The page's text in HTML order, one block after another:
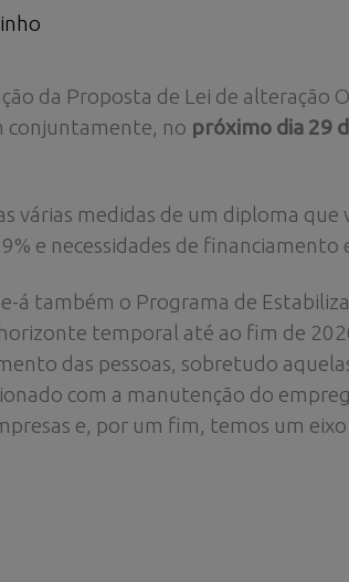
da Proposta de Lei de alteração
conjuntamente, no próximo dia 29
várias medidas de um diploma
e necessidades de
á também o Programa de
temporal até ao fim de
das pessoas, sobretudo
com a manutenção do
e, por um fim, temos um